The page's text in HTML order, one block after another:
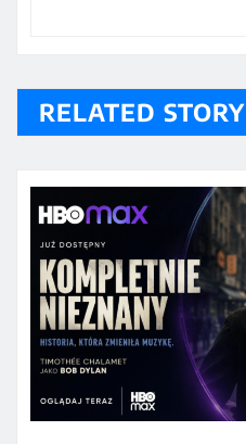
RELATED STORY